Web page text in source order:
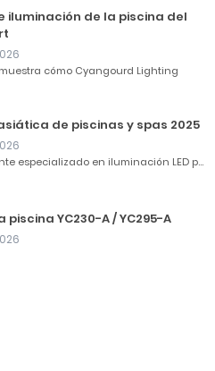
iluminación de la piscina del
cómo Cyangourd Lighting
de piscinas y spas 2025
especializado en iluminación LED p...
piscina YC230-A / YC295-A